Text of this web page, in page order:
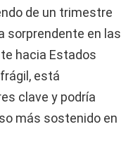
de un trimestre
sorprendente en las
hacia Estados
está
clave y podría
más sostenido en